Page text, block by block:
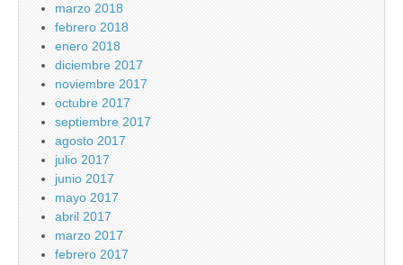
marzo 2018
febrero 2018
enero 2018
diciembre 2017
noviembre 2017
octubre 2017
septiembre 2017
agosto 2017
julio 2017
junio 2017
mayo 2017
abril 2017
marzo 2017
febrero 2017